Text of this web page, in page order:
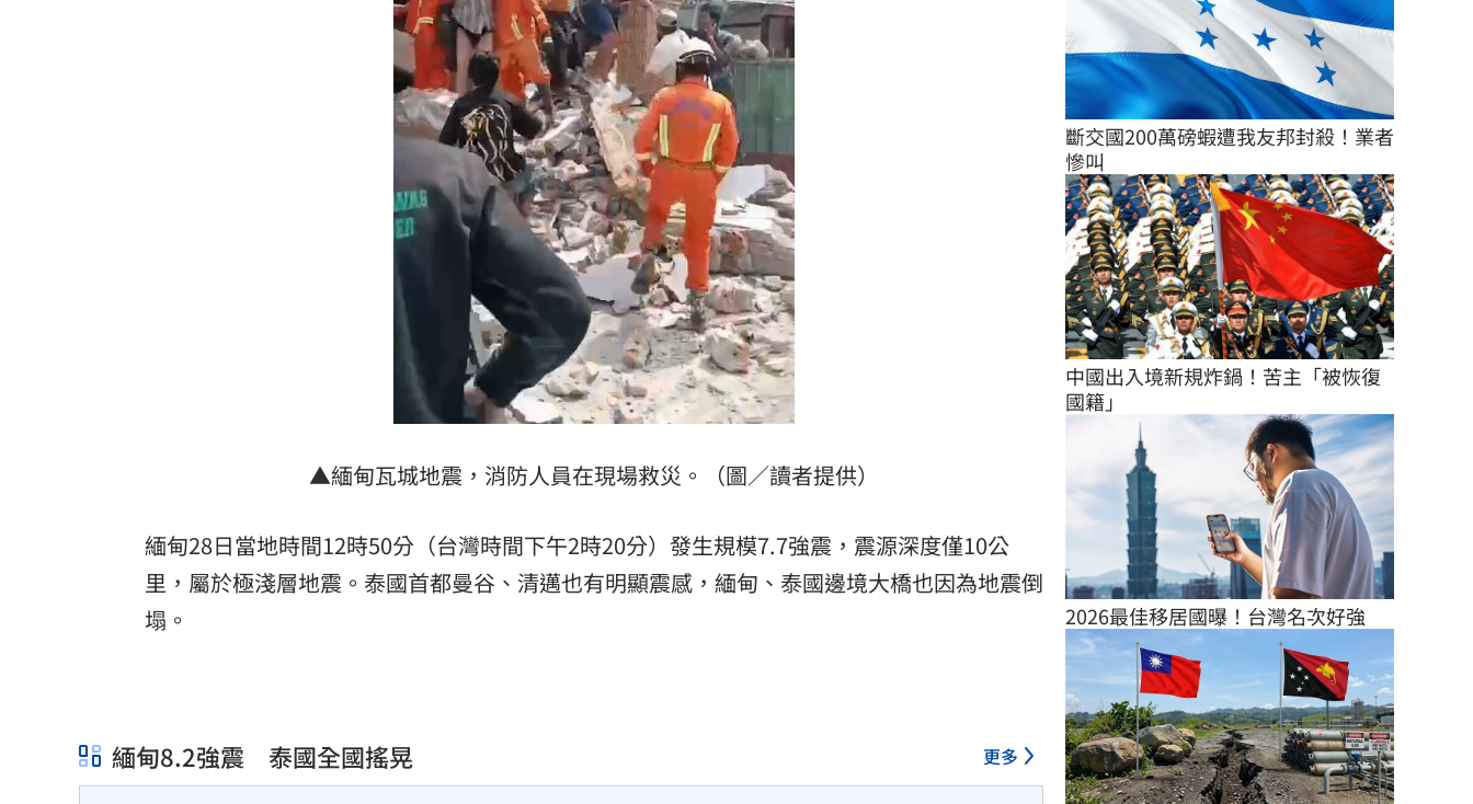
▲緬甸瓦城地震，消防人員在現場救災。（圖／讀者提供）
緬甸28日當地時間12時50分（台灣時間下午2時20分）發生規模7.7強震，震源深度僅10公
里，屬於極淺層地震。泰國首都曼谷、清邁也有明顯震感，緬甸、泰國邊境大橋也因為地震倒
塌。
緬甸8.2強震 泰國全國搖晃 更多
斷交國200萬磅蝦遭我友邦封殺！業者
慘叫
中國出入境新規炸鍋！苦主「被恢復
國籍」
2026最佳移居國曝！台灣名次好強